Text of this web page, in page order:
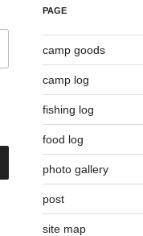
PAGE
camp goods
camp log
fishing log
food log
photo gallery
post
site map